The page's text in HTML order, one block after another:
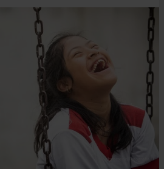
© Monteserín Fotografía